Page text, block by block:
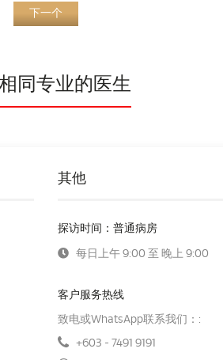
下一个
同专业的医生
其他
探访时间：普通病房
每日上午 9:00 至 晚上 9:00
客户服务热线
致电或WhatsApp联系我们：:
+603 - 7491 9191